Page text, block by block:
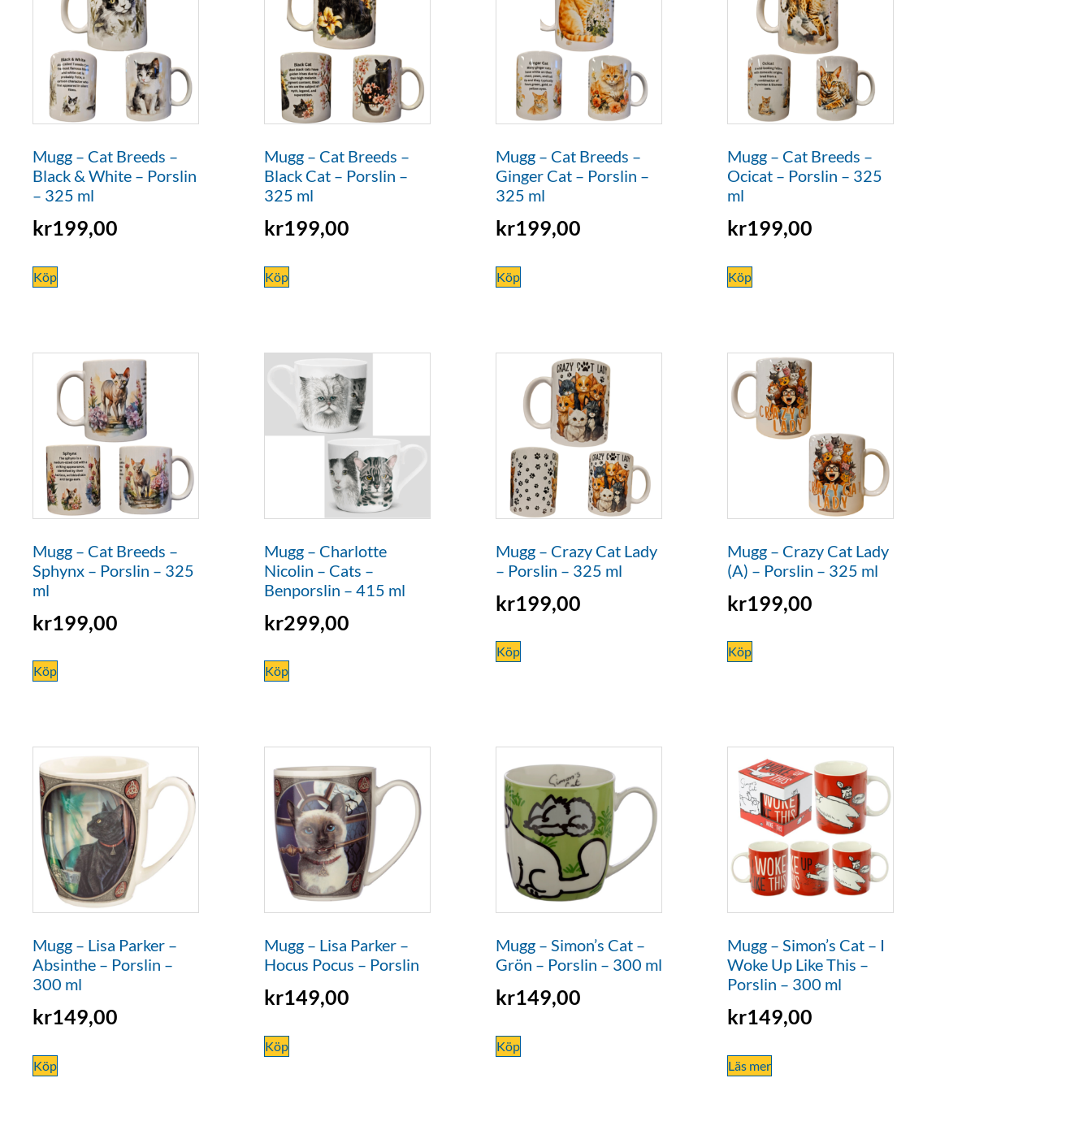
Mugg – Cat Breeds –
Black & White – Porslin
– 325 ml
kr199,00
Köp
Mugg – Cat Breeds –
Black Cat – Porslin –
325 ml
kr199,00
Köp
Mugg – Cat Breeds –
Ginger Cat – Porslin –
325 ml
kr199,00
Köp
Mugg – Cat Breeds –
Ocicat – Porslin – 325
ml
kr199,00
Köp
Mugg – Cat Breeds –
Sphynx – Porslin – 325
ml
kr199,00
Köp
Mugg – Charlotte
Nicolin – Cats –
Benporslin – 415 ml
kr299,00
Köp
Mugg – Crazy Cat Lady
– Porslin – 325 ml
kr199,00
Köp
Mugg – Crazy Cat Lady
(A) – Porslin – 325 ml
kr199,00
Köp
Mugg – Lisa Parker –
Absinthe – Porslin –
300 ml
kr149,00
Köp
Mugg – Lisa Parker –
Hocus Pocus – Porslin
kr149,00
Köp
Mugg – Simon’s Cat –
Grön – Porslin – 300 ml
kr149,00
Köp
Mugg – Simon’s Cat – I
Woke Up Like This –
Porslin – 300 ml
kr149,00
Läs mer